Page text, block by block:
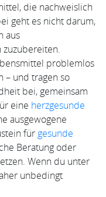
die nachweislich
geht es nicht darum,
aus
problemlos
– und tragen so
bei, gemeinsam
eine herzgesunde
ausgewogene
für gesunde
Beratung oder
Wenn du unter
unbedingt